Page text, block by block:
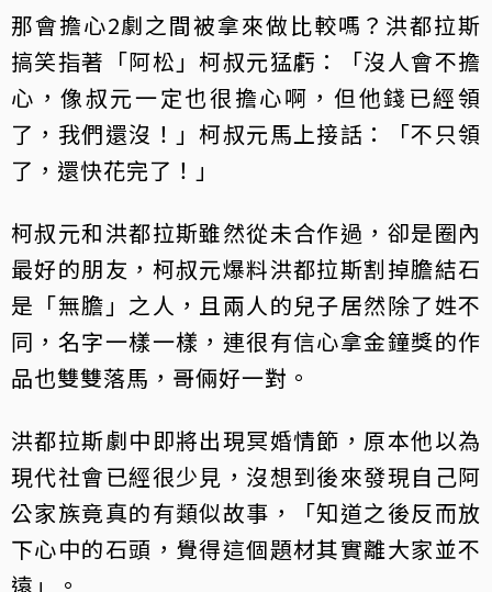
那會擔心2劇之間被拿來做比較嗎？洪都拉斯
搞笑指著「阿松」柯叔元猛虧：「沒人會不擔
心，像叔元一定也很擔心啊，但他錢已經領
了，我們還沒！」柯叔元馬上接話：「不只領
了，還快花完了！」
柯叔元和洪都拉斯雖然從未合作過，卻是圈內
最好的朋友，柯叔元爆料洪都拉斯割掉膽結石
是「無膽」之人，且兩人的兒子居然除了姓不
同，名字一樣一樣，連很有信心拿金鐘獎的作
品也雙雙落馬，哥倆好一對。
洪都拉斯劇中即將出現冥婚情節，原本他以為
現代社會已經很少見，沒想到後來發現自己阿
公家族竟真的有類似故事，「知道之後反而放
下心中的石頭，覺得這個題材其實離大家並不
遠」。